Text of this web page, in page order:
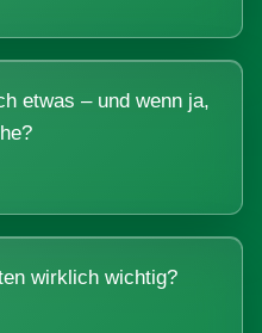
etwas – und wenn ja,
wirklich wichtig?